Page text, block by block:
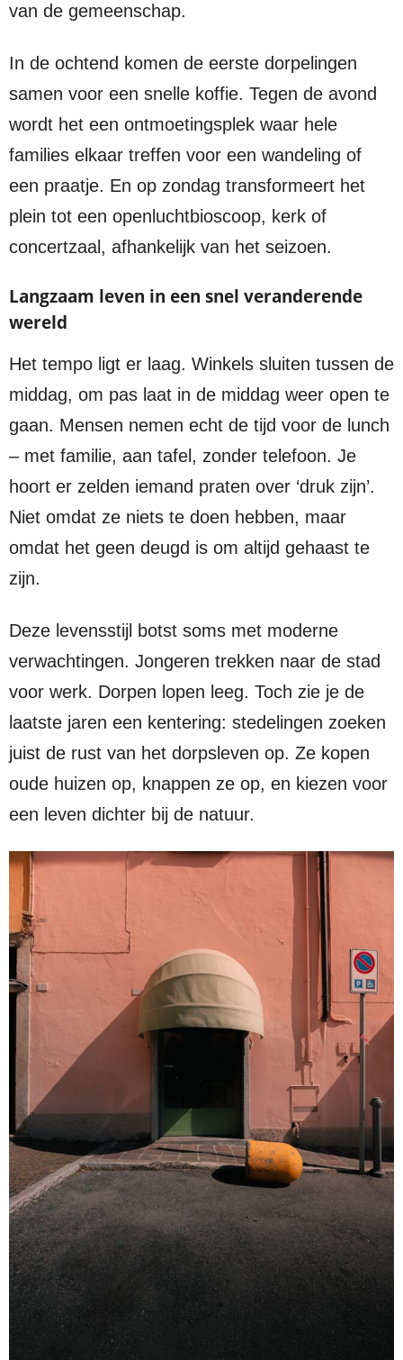
van de gemeenschap.
In de ochtend komen de eerste dorpelingen
samen voor een snelle koffie. Tegen de avond
wordt het een ontmoetingsplek waar hele
families elkaar treffen voor een wandeling of
een praatje. En op zondag transformeert het
plein tot een openluchtbioscoop, kerk of
concertzaal, afhankelijk van het seizoen.
Langzaam leven in een snel veranderende
wereld
Het tempo ligt er laag. Winkels sluiten tussen de
middag, om pas laat in de middag weer open te
gaan. Mensen nemen echt de tijd voor de lunch
– met familie, aan tafel, zonder telefoon. Je
hoort er zelden iemand praten over ‘druk zijn’.
Niet omdat ze niets te doen hebben, maar
omdat het geen deugd is om altijd gehaast te
zijn.
Deze levensstijl botst soms met moderne
verwachtingen. Jongeren trekken naar de stad
voor werk. Dorpen lopen leeg. Toch zie je de
laatste jaren een kentering: stedelingen zoeken
juist de rust van het dorpsleven op. Ze kopen
oude huizen op, knappen ze op, en kiezen voor
een leven dichter bij de natuur.